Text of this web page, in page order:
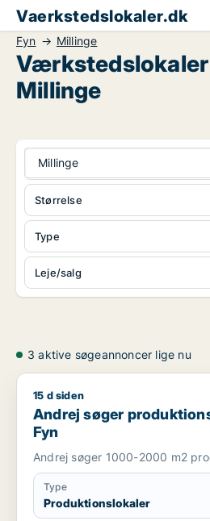
Vaerkstedslokaler.dk
Fyn Millinge
Værkstedslokaler
Millinge
Millinge
Type
Leje/salg
Størrelse
3 aktive søgeannoncer lige nu
Andrej søger produktionslokaler
15 d siden
Andrej søger
Fyn
Andrej søger 1000-2000 m2
Type
Produktionslokaler